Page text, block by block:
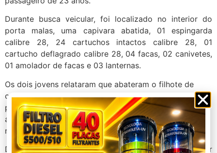
Durante busca veicular, foi localizado no interior do
porta malas, uma capivara abatida, 01 espingarda
calibre 28, 24 cartuchos intactos calibre 28, 01
cartucho deflagrado calibre 28, 04 facas, 02 canivetes,
01 amolador de facas e 03 lanternas.
Os dois jovens relataram que abateram o filhote de
capivara com um disparo de espingarda em uma lagoa
próxima ao local da abordagem. O passageiro de 23
anos assumiu ser o proprietário da espingarda e,
relatou que a arma não possuía registro.
Diante dos fatos, eles receberam voz de prisão por